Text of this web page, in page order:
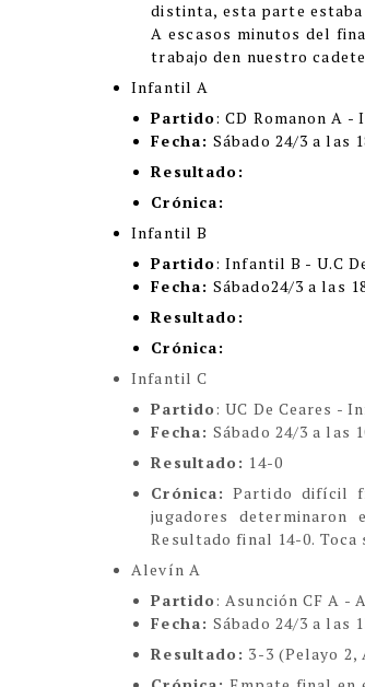
distinta, esta parte estaba
A escasos minutos del
trabajo den nuestro
Infantil A
Partido: CD Romanon A
Fecha:Sábado 24/3 a las
Resultado:
Crónica:
Infantil B
Partido: Infantil B - U.C
Fecha:Sábado24/3 a las
Resultado:
Crónica:
Infantil C
Partido: UC De Ceares -
Fecha:Sábado 24/3 a las
Resultado: 14-0
Crónica: Partido difícil
jugadores
Resultado final 14-0. Toca
Alevín A
Partido: Asunción CF A -
Fecha:Sábado 24/3 a las
Resultado: 3-3 (Pelayo 2,